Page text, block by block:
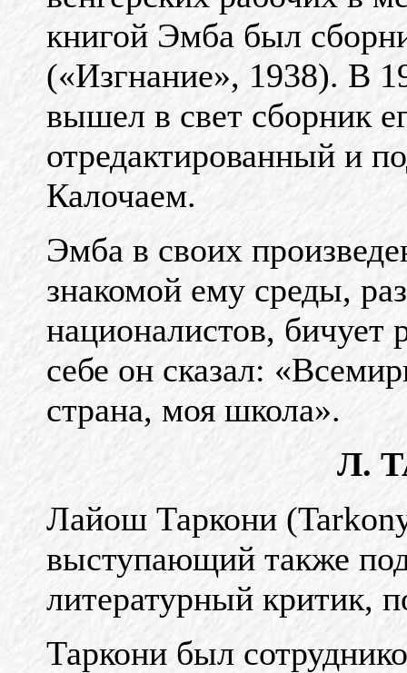
книгой Эмба был
(«Изгнание», 1938). В
вышел в свет сборник
отредактированный и
Калочаем.
Эмба в своих
знакомой ему среды,
националистов, бичует
себе он сказал:
страна, моя школа».
Л.
Лайош Таркони
выступающий также
литературный критик,
Таркони был